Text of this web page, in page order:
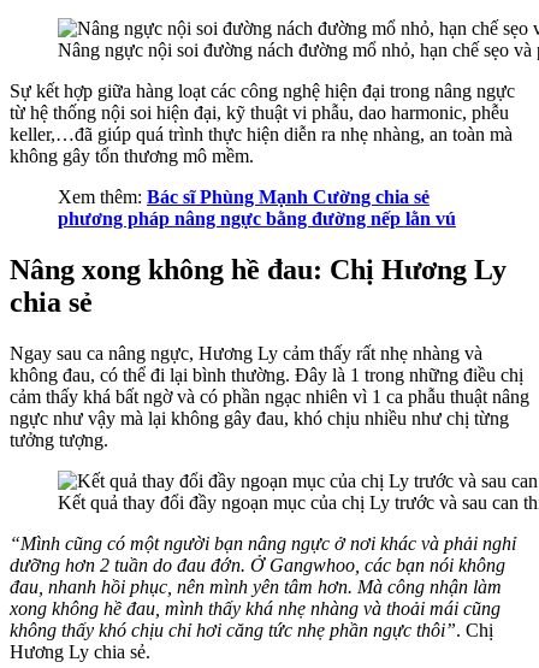
Nâng ngực nội soi đường nách đường mổ nhỏ, hạn chế sẹo và
Sự kết hợp giữa hàng loạt các công nghệ hiện đại trong nâng ngực
từ hệ thống nội soi hiện đại, kỹ thuật vi phẫu, dao harmonic, phễu
keller,…đã giúp quá trình thực hiện diễn ra nhẹ nhàng, an toàn mà
không gây tổn thương mô mềm.
Xem thêm: Bác sĩ Phùng Mạnh Cường chia sẻ
phương pháp nâng ngực bằng đường nếp lằn vú
Nâng xong không hề đau: Chị Hương Ly
chia sẻ
Ngay sau ca nâng ngực, Hương Ly cảm thấy rất nhẹ nhàng và
không đau, có thể đi lại bình thường. Đây là 1 trong những điều chị
cảm thấy khá bất ngờ và có phần ngạc nhiên vì 1 ca phẫu thuật nâng
ngực như vậy mà lại không gây đau, khó chịu nhiều như chị từng
tưởng tượng.
Kết quả thay đổi đầy ngoạn mục của chị Ly trước và sau can
“Mình cũng có một người bạn nâng ngực ở nơi khác và phải nghỉ
dưỡng hơn 2 tuần do đau đớn. Ở Gangwhoo, các bạn nói không
đau, nhanh hồi phục, nên mình yên tâm hơn. Mà công nhận làm
xong không hề đau, mình thấy khá nhẹ nhàng và thoải mái cũng
không thấy khó chịu chỉ hơi căng tức nhẹ phần ngực thôi”. Chị
Hương Ly chia sẻ.